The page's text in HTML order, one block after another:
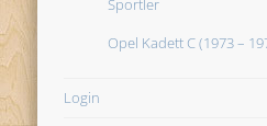
Sportler
Opel Kadett C (1973 –
Login